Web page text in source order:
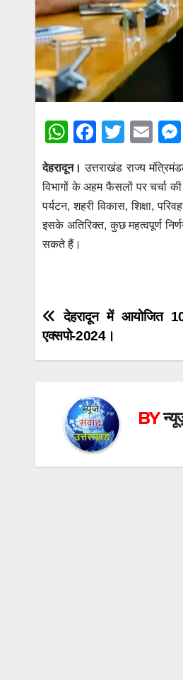
W
at
s
A
p
F
c
e
b
T
tt
er
E
ail
देहरादून। उत्तराखंड राज्य
विभागों के अहम फैसलों पर चर्चा
पर्यटन, शहरी विकास, शिक्षा,
इसके अतिरिक्त, कुछ महत्वपूर्ण
सकते हैं।
Post
navigation
देहरादून में आयोजित
एक्सपो-2024।
BY